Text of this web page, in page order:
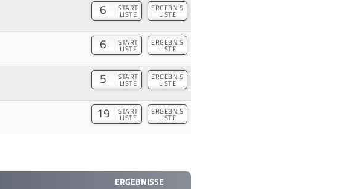
6 START
LISTE
ERGEBNIS
LISTE
6 START
LISTE
ERGEBNIS
LISTE
5 START
LISTE
ERGEBNIS
LISTE
19 START
LISTE
ERGEBNIS
LISTE
ERGEBNISSE